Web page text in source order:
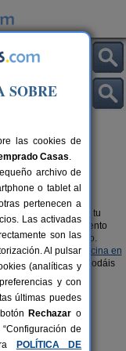
Castilla y
en familia
o con tu
gente en el alojamiento
de tu grupo.
casas rurales con piscina en
y Leónpara que podáis
SOBRE
las cookies de
Casas.
archivo de
o tablet al
pertenecen a
Las activadas
son las
Al pulsar
(analíticas y
y con
últimas puedes
Rechazar o
de
POLÍTICA DE